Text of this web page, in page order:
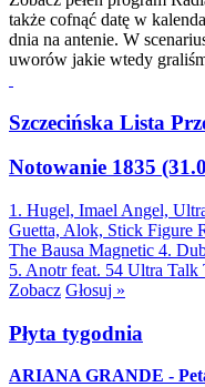
także cofnąć datę w
dnia na antenie. W
uworów jakie wtedy
Szczecińska Lista
Notowanie 1835
1. Hugel, Imael Angel,
Guetta, Alok, Stick Figure
The Bausa Magnetic 4.
5. Anotr feat. 54 Ultra Talk
Zobacz Głosuj »
Płyta tygodnia
ARIANA GRANDE -